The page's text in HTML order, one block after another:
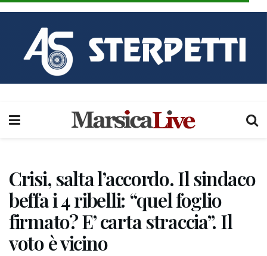
Crisi, salta l’accordo. Il sindaco
beffa i 4 ribelli: “quel foglio
firmato? E’ carta straccia”. Il
voto è vicino